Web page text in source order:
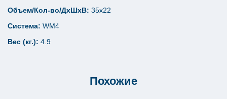
Объем/Кол-во/ДхШхВ: 35х22
Система: WM4
Вес (кг.): 4.9
Похожие